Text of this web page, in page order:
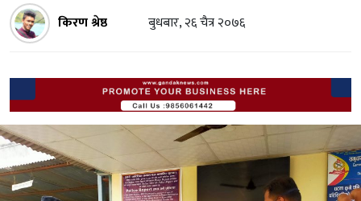
किरण श्रेष्ठ बुधबार, २६ चैत्र २०७६